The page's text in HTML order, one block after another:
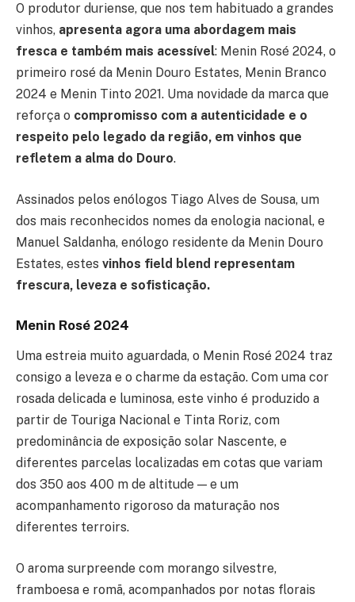
O produtor duriense, que nos tem habituado a grandes
vinhos, apresenta agora uma abordagem mais
fresca e também mais acessível: Menin Rosé 2024, o
primeiro rosé da Menin Douro Estates, Menin Branco
2024 e Menin Tinto 2021. Uma novidade da marca que
reforça o compromisso com a autenticidade e o
respeito pelo legado da região, em vinhos que
refletem a alma do Douro.
Assinados pelos enólogos Tiago Alves de Sousa, um
dos mais reconhecidos nomes da enologia nacional, e
Manuel Saldanha, enólogo residente da Menin Douro
Estates, estes vinhos field blend representam
frescura, leveza e sofisticação.
Menin Rosé 2024
Uma estreia muito aguardada, o Menin Rosé 2024 traz
consigo a leveza e o charme da estação. Com uma cor
rosada delicada e luminosa, este vinho é produzido a
partir de Touriga Nacional e Tinta Roriz, com
predominância de exposição solar Nascente, e
diferentes parcelas localizadas em cotas que variam
dos 350 aos 400 m de altitude — e um
acompanhamento rigoroso da maturação nos
diferentes terroirs.
O aroma surpreende com morango silvestre,
framboesa e romã, acompanhados por notas florais